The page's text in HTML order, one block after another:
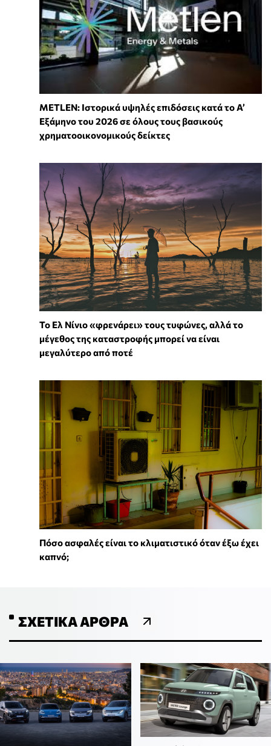
METLEN: Ιστορικά υψηλές επιδόσεις κατά το Α’
Εξάμηνο του 2026 σε όλους τους βασικούς
χρηματοοικονομικούς δείκτες
Το Ελ Νίνιο «φρενάρει» τους τυφώνες, αλλά το
μέγεθος της καταστροφής μπορεί να είναι
μεγαλύτερο από ποτέ
Πόσο ασφαλές είναι το κλιματιστικό όταν έξω έχει
καπνό;
ΣΧΕΤΙΚΆ ΆΡΘΡΑ